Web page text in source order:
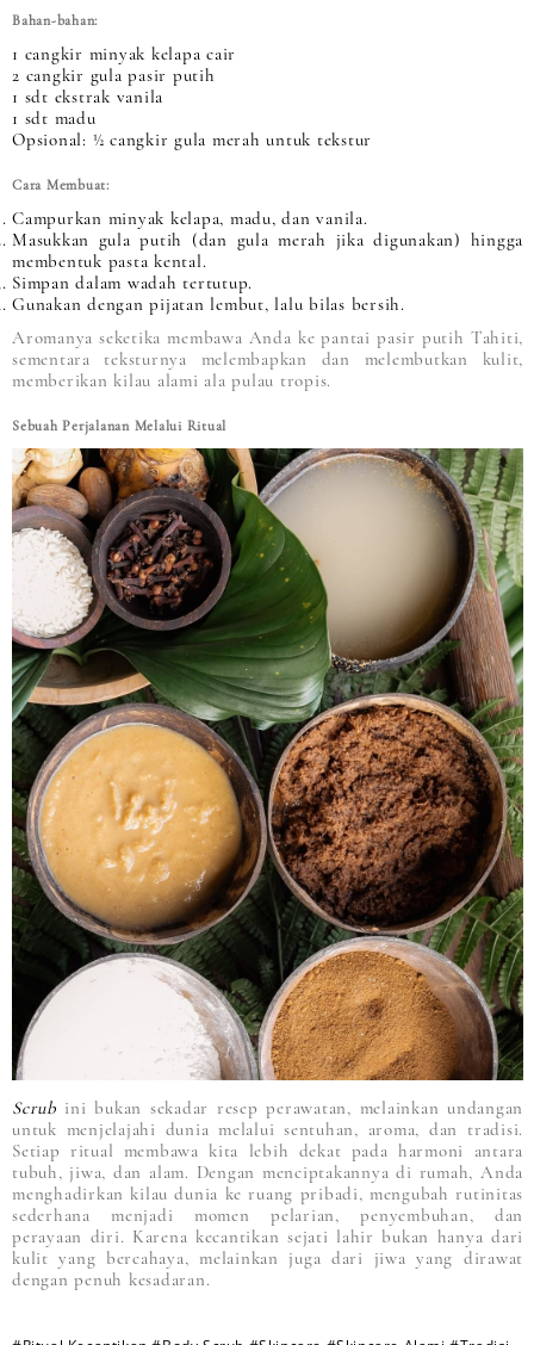
Bahan-bahan:
1 cangkir minyak kelapa cair
2 cangkir gula pasir putih
1 sdt ekstrak vanila
1 sdt madu
Opsional: ½ cangkir gula merah untuk tekstur
Cara Membuat:
Campurkan minyak kelapa, madu, dan vanila.
Masukkan gula putih (dan gula merah jika digunakan) hingga
membentuk pasta kental.
Simpan dalam wadah tertutup.
Gunakan dengan pijatan lembut, lalu bilas bersih.
Aromanya seketika membawa Anda ke pantai pasir putih Tahiti,
sementara teksturnya melembapkan dan melembutkan kulit,
memberikan kilau alami ala pulau tropis.
Sebuah Perjalanan Melalui Ritual
Scrub ini bukan sekadar resep perawatan, melainkan undangan
untuk menjelajahi dunia melalui sentuhan, aroma, dan tradisi.
Setiap ritual membawa kita lebih dekat pada harmoni antara
tubuh, jiwa, dan alam. Dengan menciptakannya di rumah, Anda
menghadirkan kilau dunia ke ruang pribadi, mengubah rutinitas
sederhana menjadi momen pelarian, penyembuhan, dan
perayaan diri. Karena kecantikan sejati lahir bukan hanya dari
kulit yang bercahaya, melainkan juga dari jiwa yang dirawat
dengan penuh kesadaran.